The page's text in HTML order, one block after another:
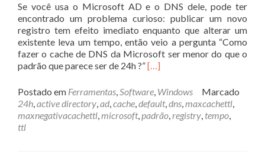
Se você usa o Microsoft AD e o DNS dele, pode ter
encontrado um problema curioso: publicar um novo
registro tem efeito imediato enquanto que alterar um
existente leva um tempo, então veio a pergunta “Como
fazer o cache de DNS da Microsoft ser menor do que o
padrão que parece ser de 24h ?”Leia
sobreCache
de
registros
[…]
Postado em Ferramentas,Software, Windows
Marcado
24h,active directory,ad,cache,default,dns,maxcachettl,
maxnegativacachettl,microsoft,padrão,registry, tempo,
ttl